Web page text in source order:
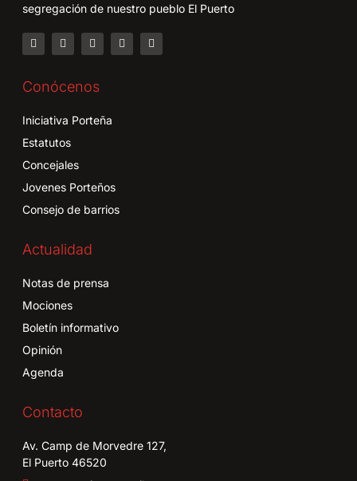
segregación de nuestro pueblo El Puerto
Conócenos
Iniciativa Porteña
Estatutos
Concejales
Jovenes Porteños
Consejo de barrios
Actualidad
Notas de prensa
Mociones
Boletín informativo
Opinión
Agenda
Contacto
Av. Camp de Morvedre 127,
El Puerto 46520